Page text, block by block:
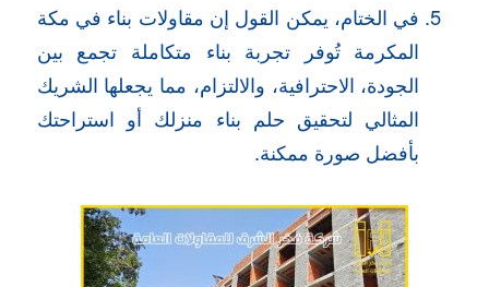
في الختام، يمكن القول إن مقاولات بناء في مكة
المكرمة تُوفر تجربة بناء متكاملة تجمع بين
الجودة، الاحترافية، والالتزام، مما يجعلها الشريك
المثالي لتحقيق حلم بناء منزلك أو استراحتك
بأفضل صورة ممكنة.